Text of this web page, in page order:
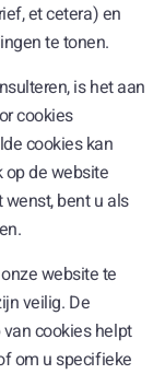
et cetera) en
te tonen.
is het aan
cookies
cookies kan
de website
bent u als
website te
veilig. De
cookies helpt
om u specifieke